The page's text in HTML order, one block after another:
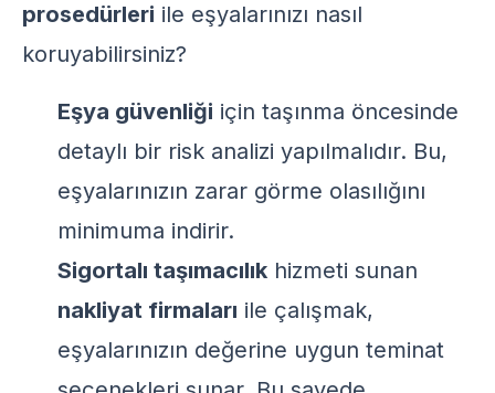
prosedürleri ile eşyalarınızı nasıl
koruyabilirsiniz?
Eşya güvenliği için taşınma öncesinde
detaylı bir risk analizi yapılmalıdır. Bu,
eşyalarınızın zarar görme olasılığını
minimuma indirir.
Sigortalı taşımacılık hizmeti sunan
nakliyat firmaları ile çalışmak,
eşyalarınızın değerine uygun teminat